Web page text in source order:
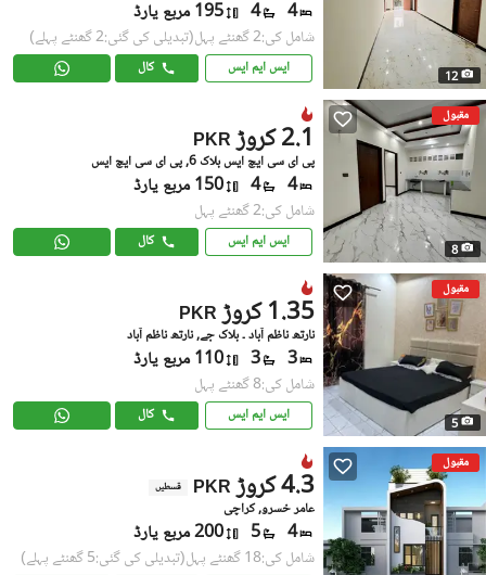
12
4
4 195 مربع یارڈ
شامل کی:2 گھنٹے پہل (تبدیلی کی گئی:2 گھنٹے پہلے)
ایس ایم ایس کال
مقبول
8
PKR 2.1 کروڑ
پی ای سی ایچ ایس بلاک 6, پی ای سی ایچ ایس
4
4 150 مربع یارڈ
شامل کی:2 گھنٹے پہل
ایس ایم ایس کال
مقبول
5
PKR 1.35 کروڑ
نارتھ ناظم آباد ۔ بلاک جے, نارتھ ناظم آباد
3
3 110 مربع یارڈ
شامل کی:8 گھنٹے پہل
ایس ایم ایس کال
مقبول
PKR 4.3 کروڑ قسطیں
عامر خسرو, کراچی
4
5 200 مربع یارڈ
شامل کی:18 گھنٹے پہل (تبدیلی کی گئی:5 گھنٹے پہلے)